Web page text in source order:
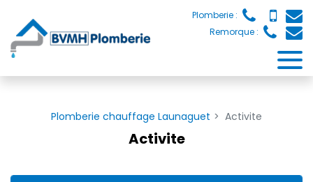
Plomberie :
Remorque :
Plomberie chauffage Launaguet Activite
Activite